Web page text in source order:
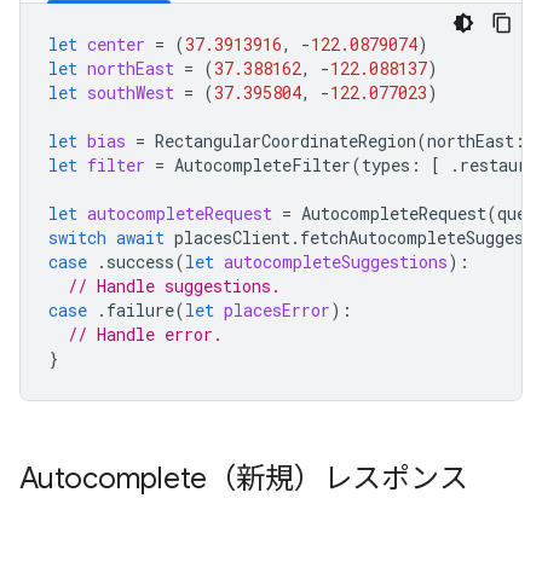
let center = (37.3913916, -122.0879074)
let northEast = (37.388162, -122.088137)
let southWest = (37.395804, -122.077023)
let bias = RectangularCoordinateRegion(northEast :
let filter = AutocompleteFilter(types : [ .
let autocompleteRequest = AutocompleteRequest(
switch await placesClient.
case . success(let autocompleteSuggestions):
// Handle suggestions.
case . failure(let placesError):
// Handle error.
}
Autocomplete（新規）レスポンス